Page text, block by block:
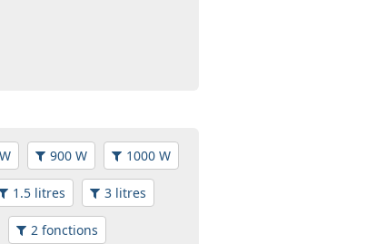
900 W 1000 W
1.5 litres 3 litres
2 fonctions